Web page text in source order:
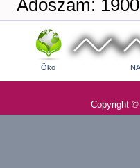
Adószám:
Öko
Copyright